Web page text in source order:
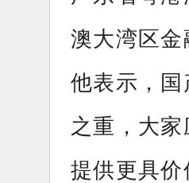
澳大湾区
他表示，
之重，大
提供更具